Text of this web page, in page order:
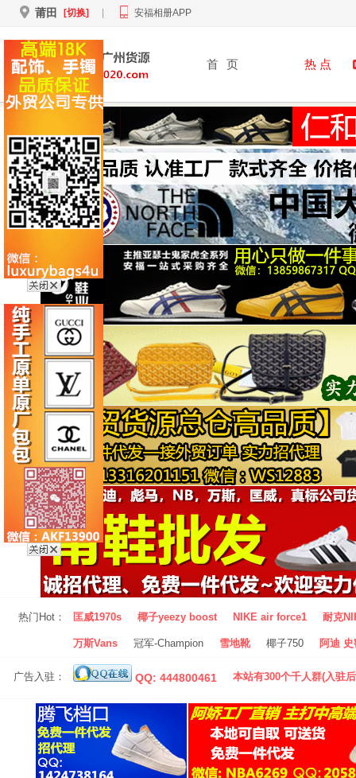
莆田 [切换] 安福相册APP
首 页 热 点
热门Hot： 匡威1970s 椰子yeezy boost NIKE air force1 耐克
万斯Vans 冠军-Champion 雪地靴 椰子750 阿迪
广告入驻： QQ: 444800461 本站有300个千人群(入驻